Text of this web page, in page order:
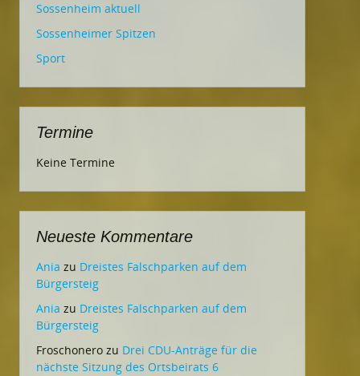
Sossenheim aktuell
Sossenheimer Spitzen
Sport
Termine
Keine Termine
Neueste Kommentare
Ania zu Dreistes Falschparken auf dem
Bürgersteig
Ania zu Dreistes Falschparken auf dem
Bürgersteig
Froschonero zu Drei CDU-Anträge für die
nächste Sitzung des Ortsbeirats 6